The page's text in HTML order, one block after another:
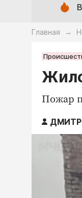
Главная →
Пожар